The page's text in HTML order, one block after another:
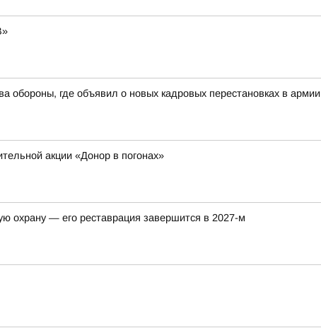
обороны, где объявил о новых кадровых перестановках в армии
акции «Донор в погонах»
охрану — его реставрация завершится в 2027-м